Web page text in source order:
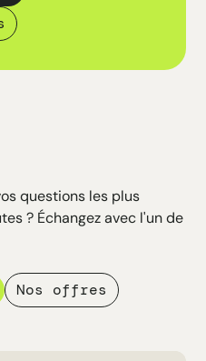
questions les plus
? Échangez avec l'un de
Nos offres